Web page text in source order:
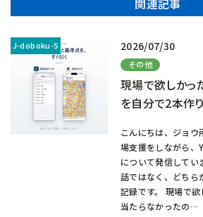
関連記事
2026/07/30
その他
現場で欲しかっ
を自分で2本作
こんにちは、ジョウ
場支援をしながら
について発信してい
話ではなく、どちら
記録です。 現場で
当たらなかったの…